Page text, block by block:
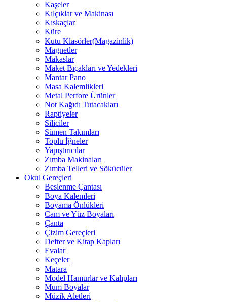
Kaşeler
Kılçıklar ve Makinası
Kıskaçlar
Küre
Kutu Klasörler(Magazinlik)
Magnetler
Makaslar
Maket Bıçakları ve Yedekleri
Mantar Pano
Masa Kalemlikleri
Metal Perfore Ürünler
Not Kağıdı Tutacakları
Raptiyeler
Siliciler
Sümen Takımları
Toplu İğneler
Yapıştırıcılar
Zımba Makinaları
Zımba Telleri ve Sökücüler
Okul Gereçleri
Beslenme Çantası
Boya Kalemleri
Boyama Önlükleri
Cam ve Yüz Boyaları
Çanta
Çizim Gereçleri
Defter ve Kitap Kapları
Evalar
Keçeler
Matara
Model Hamurlar ve Kalıpları
Mum Boyalar
Müzik Aletleri